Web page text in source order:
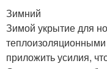
Зимний
Зимой укрытие для
приложить усилия,